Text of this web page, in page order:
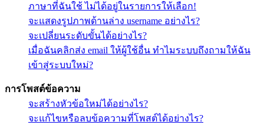
ภาษาที่ฉันใช้ ไม่ได้อยู่ในรายการให้เลือก!
จะแสดงรูปภาพด้านล่าง username อย่างไร?
จะเปลี่ยนระดับขั้นได้อย่างไร?
เมื่อฉันคลิกส่ง email ให้ผู้ใช้อื่น ทำไมระบบถึงถามให้ฉัน
เข้าสู่ระบบใหม่?
การโพสต์ข้อความ
จะสร้างหัวข้อใหม่ได้อย่างไร?
จะแก้ไขหรือลบข้อความที่โพสต์ได้อย่างไร?